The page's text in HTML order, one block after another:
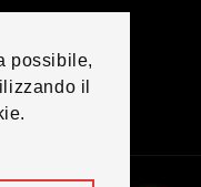
possibile,
il